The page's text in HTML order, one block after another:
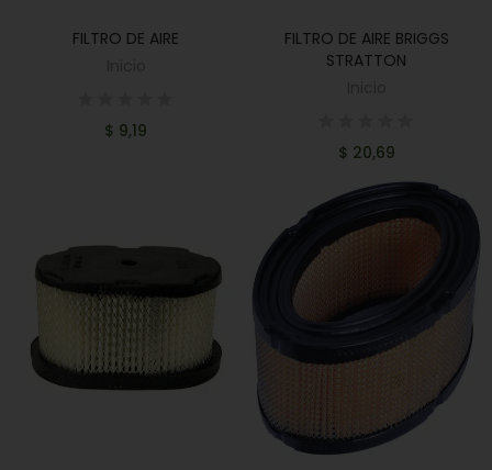
AÑADIR AL CARRITO
FILTRO DE AIRE
$ 9,19
AÑADIR AL CARRITO
FILTRO DE AIRE BRIGGS
STRATTON
$ 20,69